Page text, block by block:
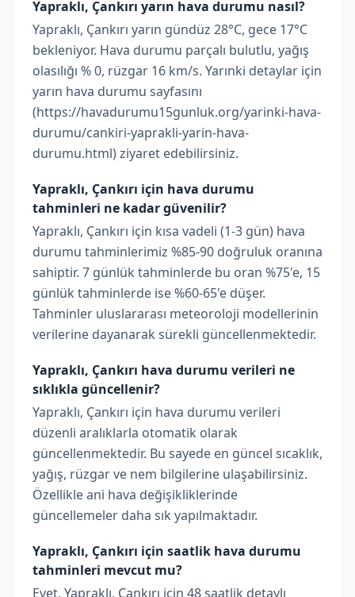
Yapraklı, Çankırı yarın hava durumu nasıl?
Yapraklı, Çankırı yarın gündüz 28°C, gece 17°C
bekleniyor. Hava durumu parçalı bulutlu, yağış
olasılığı % 0, rüzgar 16 km/s. Yarınki detaylar için
yarın hava durumu sayfasını
(https://havadurumu15gunluk.org/yarinki-hava-
durumu/cankiri-yaprakli-yarin-hava-
durumu.html) ziyaret edebilirsiniz.
Yapraklı, Çankırı için hava durumu
tahminleri ne kadar güvenilir?
Yapraklı, Çankırı için kısa vadeli (1-3 gün) hava
durumu tahminlerimiz %85-90 doğruluk oranına
sahiptir. 7 günlük tahminlerde bu oran %75'e, 15
günlük tahminlerde ise %60-65'e düşer.
Tahminler uluslararası meteoroloji modellerinin
verilerine dayanarak sürekli güncellenmektedir.
Yapraklı, Çankırı hava durumu verileri ne
sıklıkla güncellenir?
Yapraklı, Çankırı için hava durumu verileri
düzenli aralıklarla otomatik olarak
güncellenmektedir. Bu sayede en güncel sıcaklık,
yağış, rüzgar ve nem bilgilerine ulaşabilirsiniz.
Özellikle ani hava değişikliklerinde
güncellemeler daha sık yapılmaktadır.
Yapraklı, Çankırı için saatlik hava durumu
tahminleri mevcut mu?
Evet, Yapraklı, Çankırı için 48 saatlik detaylı